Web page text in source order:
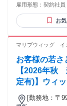
以下の方は尚歓迎
提案をした
好きな方 □
で、 同世
雇用形態： 契約社員
お
マリブウィッグ イ
お客様の若さ
【2026年秋
定有)】ウィ
[勤務地：〒